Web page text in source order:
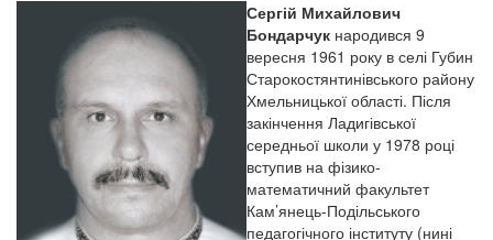
Сергій Михайлович
Бондарчук народився 9
вересня 1961 року в селі Губин
Старокостянтинівського району
Хмельницької області. Після
закінчення Ладигівської
середньої школи у 1978 році
вступив на фізико-
математичний факультет
Кам’янець-Подільського
педагогічного інституту (нині